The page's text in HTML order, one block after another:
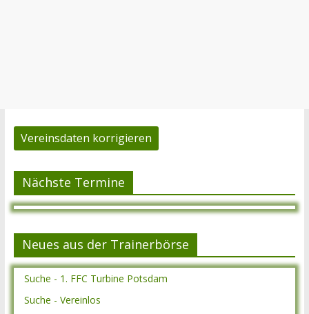
Vereinsdaten korrigieren
Nächste Termine
Neues aus der Trainerbörse
Suche - 1. FFC Turbine Potsdam
Suche - Vereinlos